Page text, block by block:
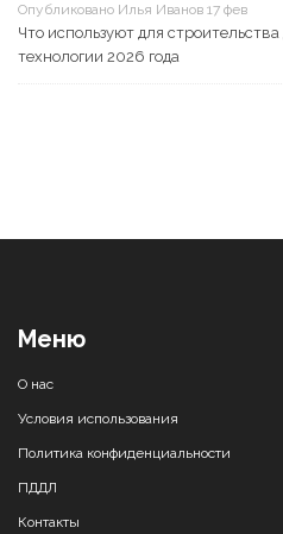
Опубликовано Илья Иванов 17 фев
Что используют для
технологии 2026 года
Меню
О нас
Условия использования
Политика конфиденциальности
ПДДЛ
Контакты